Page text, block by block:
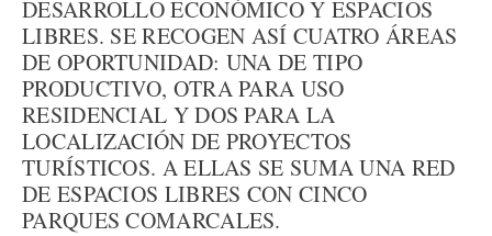
DESARROLLO ECONÓMICO Y ESPACIOS
LIBRES. SE RECOGEN ASÍ CUATRO ÁREAS
DE OPORTUNIDAD: UNA DE TIPO
PRODUCTIVO, OTRA PARA USO
RESIDENCIAL Y DOS PARA LA
LOCALIZACIÓN DE PROYECTOS
TURÍSTICOS. A ELLAS SE SUMA UNA RED
DE ESPACIOS LIBRES CON CINCO
PARQUES COMARCALES.